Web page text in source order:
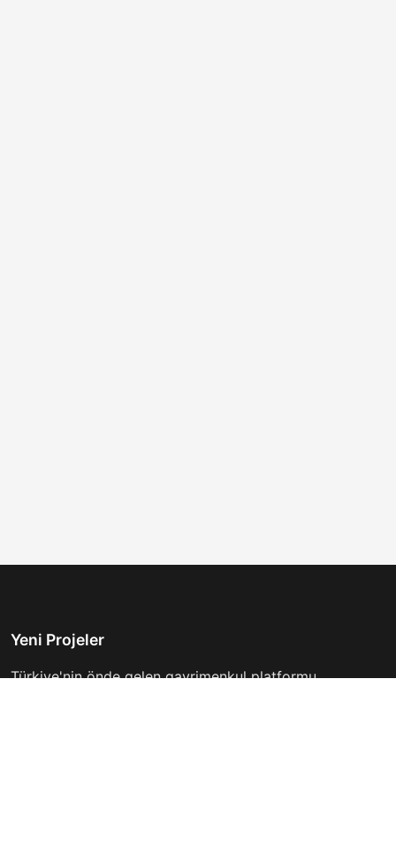
Yeni Projeler
Türkiye'nin önde gelen gayrimenkul platformu.